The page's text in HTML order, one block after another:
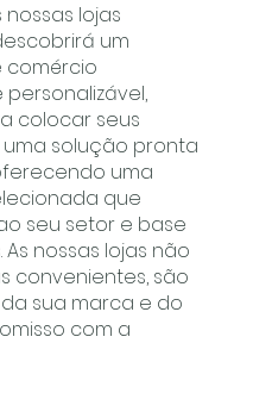
lojas
um
colocar seus
uma solução pronta
uma
que
seu setor e base
nossas lojas não
convenientes, são
sua marca e do
com a